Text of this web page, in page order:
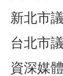
新北市
台北市
資深媒